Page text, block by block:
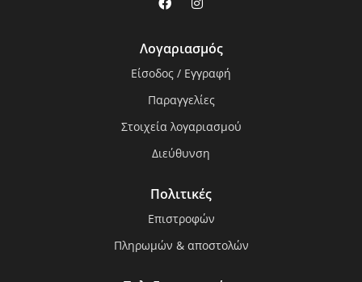
Λογαριασμός
Είσοδος / Εγγραφή
Παραγγελίες
Στοιχεία λογαριασμού
Διεύθυνση
Πολιτικές
Επιστροφών
Πληρωμών & αποστολών